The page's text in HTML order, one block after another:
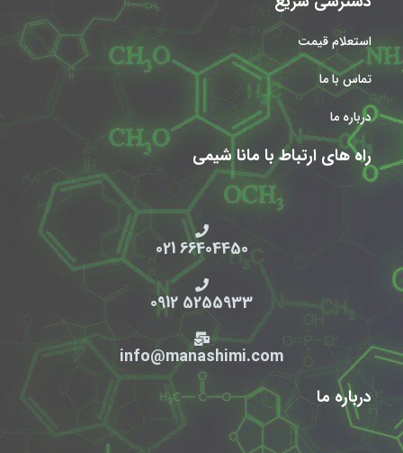
استعلام قیمت
تماس با ما
درباره ما
راه های ارتباط با مانا شیمی
66404450 021
5255933 0912
info@manashimi.com
درباره ما